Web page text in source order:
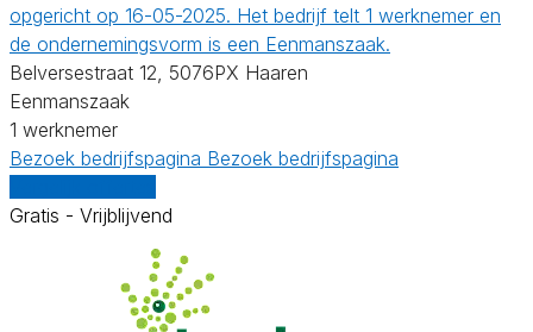
opgericht op 16-05-2025. Het bedrijf telt 1 werknemer en
de ondernemingsvorm is een Eenmanszaak.
Belversestraat 12, 5076PX Haaren
Eenmanszaak
1 werknemer
Bezoek bedrijfspagina Bezoek bedrijfspagina
Gratis - Vrijblijvend